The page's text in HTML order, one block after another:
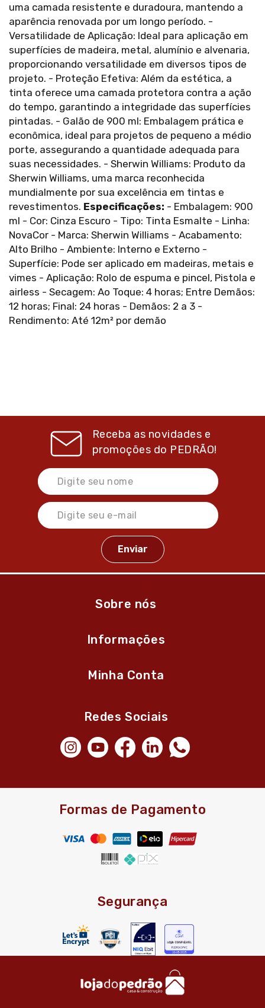
uma camada resistente e duradoura, mantendo a
aparência renovada por um longo período. -
Versatilidade de Aplicação: Ideal para aplicação em
superfícies de madeira, metal, alumínio e alvenaria,
proporcionando versatilidade em diversos tipos de
projeto. - Proteção Efetiva: Além da estética, a
tinta oferece uma camada protetora contra a ação
do tempo, garantindo a integridade das superfícies
pintadas. - Galão de 900 ml: Embalagem prática e
econômica, ideal para projetos de pequeno a médio
porte, assegurando a quantidade adequada para
suas necessidades. - Sherwin Williams: Produto da
Sherwin Williams, uma marca reconhecida
mundialmente por sua excelência em tintas e
revestimentos. Especificações: - Embalagem: 900
ml - Cor: Cinza Escuro - Tipo: Tinta Esmalte - Linha:
NovaCor - Marca: Sherwin Williams - Acabamento:
Alto Brilho - Ambiente: Interno e Externo -
Superfície: Pode ser aplicado em madeiras, metais e
vimes - Aplicação: Rolo de espuma e pincel, Pistola e
airless - Secagem: Ao Toque: 4 horas; Entre Demãos:
12 horas; Final: 24 horas - Demãos: 2 a 3 -
Rendimento: Até 12m² por demão
Receba as novidades e
promoções do PEDRÃO!
Sobre nós
Informações
Minha Conta
Redes Sociais
Formas de Pagamento
Segurança